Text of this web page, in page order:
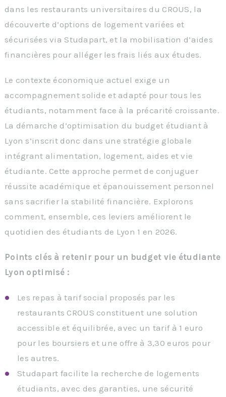
dans les restaurants universitaires du CROUS, la
découverte d’options de logement variées et
sécurisées via Studapart, et la mobilisation d’aides
financières pour alléger les frais liés aux études.
Le contexte économique actuel exige un
accompagnement solide et adapté pour tous les
étudiants, notamment face à la précarité croissante.
La démarche d’optimisation du budget étudiant à
Lyon s’inscrit donc dans une stratégie globale
intégrant alimentation, logement, aides et vie
étudiante. Cette approche permet de conjuguer
réussite académique et épanouissement personnel
sans sacrifier la stabilité financière. Explorons
comment, ensemble, ces leviers améliorent le
quotidien des étudiants de Lyon 1 en 2026.
Points clés à retenir pour un budget vie étudiante
Lyon optimisé :
Les repas à tarif social proposés par les
restaurants CROUS constituent une solution
accessible et équilibrée, avec un tarif à 1 euro
pour les boursiers et une offre à 3,30 euros pour
les autres.
Studapart facilite la recherche de logements
étudiants, avec des garanties, une sécurité